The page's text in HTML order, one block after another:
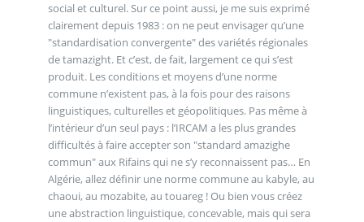
social et culturel. Sur ce point aussi, je me suis exprimé
clairement depuis 1983 : on ne peut envisager qu’une
"standardisation convergente" des variétés régionales
de tamazight. Et c’est, de fait, largement ce qui s’est
produit. Les conditions et moyens d’une norme
commune n’existent pas, à la fois pour des raisons
linguistiques, culturelles et géopolitiques. Pas même à
l’intérieur d’un seul pays : l’IRCAM a les plus grandes
difficultés à faire accepter son "standard amazighe
commun" aux Rifains qui ne s’y reconnaissent pas… En
Algérie, allez définir une norme commune au kabyle, au
chaoui, au mozabite, au touareg ! Ou bien vous créez
une abstraction linguistique, concevable, mais qui sera